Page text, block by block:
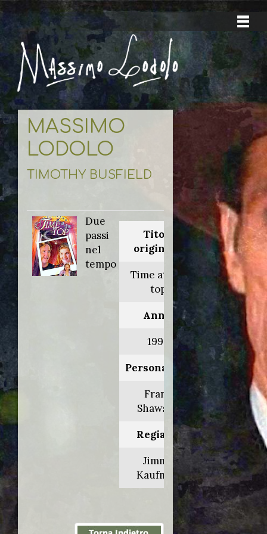
MASSIMO
LODOLO
TIMOTHY BUSFIELD
Due
passi
nel
tempo
Titolo
originale:
Time at the
top
Anno:
1999
Personaggio:
Frank
Shawson
Regia di:
Jimmy
Kaufman